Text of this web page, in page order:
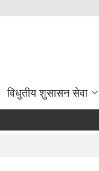
विधुतीय शुसासन सेवा